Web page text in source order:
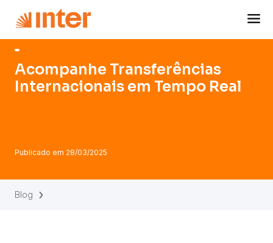
Acompanhe Transferências
Internacionais em Tempo Real
Publicado em 28/03/2025
Blog
Navigated to Acompanhe Transferências Internacionais